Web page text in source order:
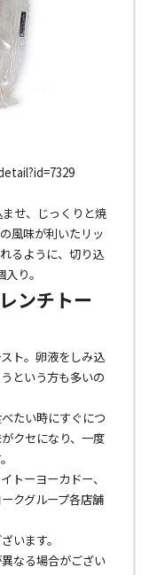
ませ、じっくりと焼
風味が利いたリッ
るように、切り込
り。
ンチトー
ト。卵液をしみ込
という方も多いの
たい時にすぐにつ
クセになり、一度
ーヨーカドー、
クグループ各店舗
います。
なる場合がござい